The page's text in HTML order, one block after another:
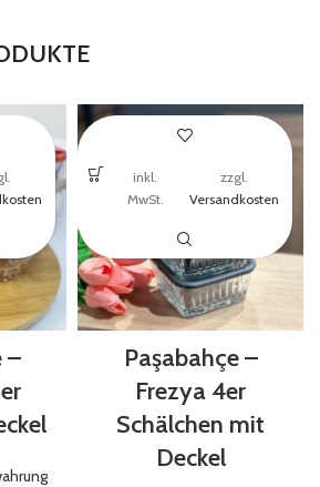
–
Paşabahçe –
Frezya 4er
Schälchen mit
Deckel
inkl.
MwSt.
zzgl.
Versandkosten